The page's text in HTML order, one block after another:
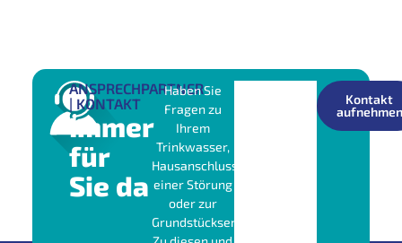
ANSPRECHPARTNER
| KONTAKT
Immer
für
Sie da
Haben Sie
Fragen zu
Ihrem
Trinkwasser,
Hausanschluss,
einer Störung
oder zur
Grundstücksentwässerung?
Kontakt
aufnehmen